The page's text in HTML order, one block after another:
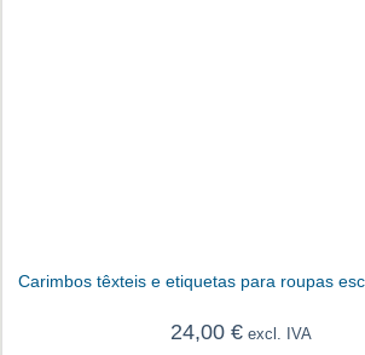
Carimbos têxteis e etiquetas para roupas
24,00 €excl. IVA